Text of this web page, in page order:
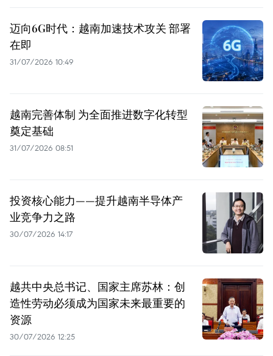
迈向6G时代：越南加速技术攻关 部署
在即
31/07/2026 10:49
越南完善体制 为全面推进数字化转型
奠定基础
31/07/2026 08:51
投资核心能力——提升越南半导体产
业竞争力之路
30/07/2026 14:17
越共中央总书记、国家主席苏林：创
造性劳动必须成为国家未来最重要的
资源
30/07/2026 12:25